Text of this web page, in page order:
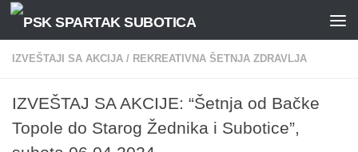
Skip to content
IZVEŠTAJI SA AKCIJA / REKREATIVNA ŠETNJA ZDRAVLJA
IZVEŠTAJ SA AKCIJE: “Šetnja od Bačke
Topole do Starog Žednika i Subotice”,